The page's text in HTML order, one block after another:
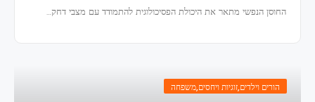
החוסן הנפשי מתאר את היכולת הפסיכולוגית להתמודד עם מצבי דחק…
הורים וילדים,זוגיות ויחסים,משפחה